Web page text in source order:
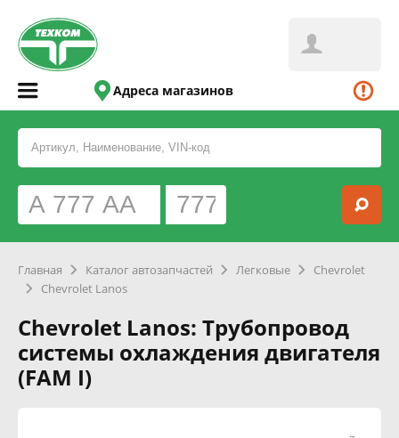
Адреса магазинов
Главная Каталог автозапчастей Легковые
Chevrolet
Chevrolet Lanos
Chevrolet Lanos: Трубопровод
системы охлаждения двигателя
(FAM I)